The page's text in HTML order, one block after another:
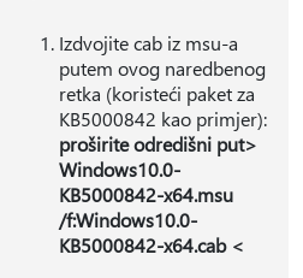
Izdvojite cab iz msu-a
putem ovog naredbenog
retka (koristeći paket za
KB5000842 kao primjer):
proširite odredišni put>
Windows10.0-
KB5000842-x64.msu
/f:Windows10.0-
KB5000842-x64.cab <